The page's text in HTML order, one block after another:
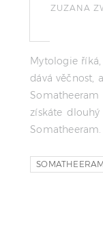
ZUZANA
Mytologie
dává věčnost,
získáte
Somatheeram.
SOMATHEERAM